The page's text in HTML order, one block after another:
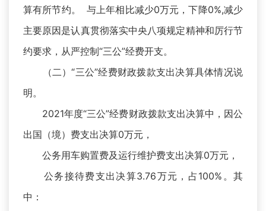
算有所节约。 与上年相比减少0万元，下降0%,减少
主要原因是认真贯彻落实中央八项规定精神和厉行节
约要求，从严控制“三公”经费开支。
（二）“三公”经费财政拨款支出决算具体情况说
明。
2021年度“三公”经费财政拨款支出决算中，因公
出国（境）费支出决算0万元，
公务用车购置费及运行维护费支出决算0万元，
公务接待费支出决算3.76万元，占100%。其
中：